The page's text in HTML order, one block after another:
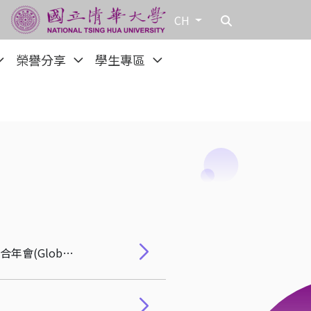
CH
榮譽分享 學生專區
恭賀! 林哲群院長榮任2024亞洲不動產學會(AsRES)年會主席兼2024全球不動產高峰會及聯合年會(Global Real Estate Summit) 大會主席